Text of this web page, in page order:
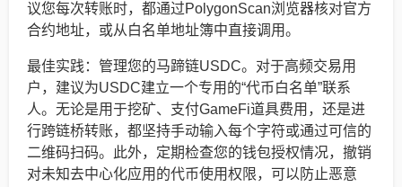
议您每次转账时，都通过PolygonScan浏览器核对官方
合约地址，或从白名单地址簿中直接调用。
最佳实践：管理您的马蹄链USDC。对于高频交易用
户，建议为USDC建立一个专用的“代币白名单”联系
人。无论是用于挖矿、支付GameFi道具费用，还是进
行跨链桥转账，都坚持手动输入每个字符或通过可信的
二维码扫码。此外，定期检查您的钱包授权情况，撤销
对未知去中心化应用的代币使用权限，可以防止恶意